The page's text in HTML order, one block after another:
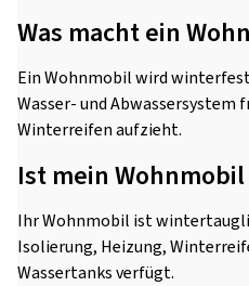
Was macht ein
Ein Wohnmobil wird
Wasser- und Abwassersystem
Winterreifen aufzieht.
Ist mein
Ihr Wohnmobil ist
Isolierung, Heizung,
Wassertanks verfügt.